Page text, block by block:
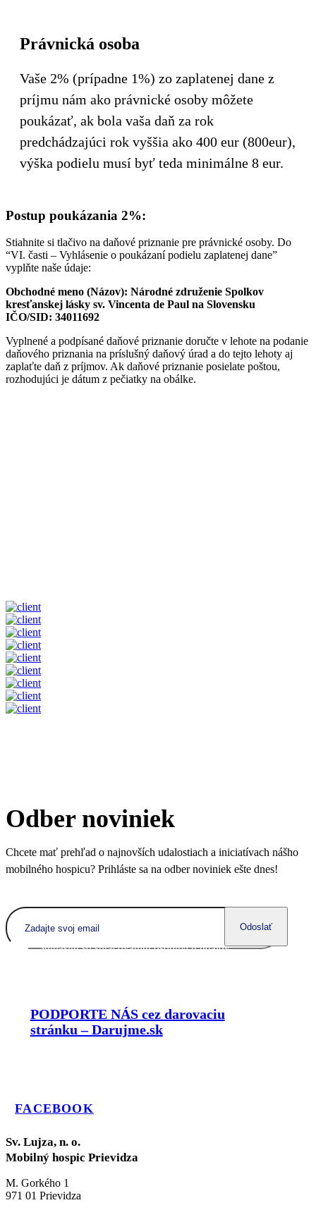
Právnická osoba
Vaše 2% (prípadne 1%) zo zaplatenej dane z
príjmu nám ako právnické osoby môžete
poukázať, ak bola vaša daň za rok
predchádzajúci rok vyššia ako 400 eur (800eur),
výška podielu musí byť teda minimálne 8 eur.
Postup poukázania 2%:
Stiahnite si tlačivo na daňové priznanie pre právnické osoby. Do
“VI. časti – Vyhlásenie o poukázaní podielu zaplatenej dane”
vyplňte naše údaje:
Obchodné meno (Názov): Národné združenie Spolkov
kresťanskej lásky sv. Vincenta de Paul na Slovensku
IČO/SID: 34011692
Vyplnené a podpísané daňové priznanie doručte v lehote na podanie
daňového priznania na príslušný daňový úrad a do tejto lehoty aj
zaplaťte daň z príjmov. Ak daňové priznanie posielate poštou,
rozhodujúci je dátum z pečiatky na obálke.
Odber noviniek
Chcete mať prehľad o najnovších udalostiach a iniciatívach nášho
mobilného hospicu? Prihláste sa na odber noviniek ešte dnes!
Súhlasím so spracovanímosobných údajov
Odoslať
PODPORTE NÁS cez darovaciu
stránku – Darujme.sk
FACEBOOK
Sv. Lujza, n. o.
Mobilný hospic Prievidza
M. Gorkého 1
971 01 Prievidza